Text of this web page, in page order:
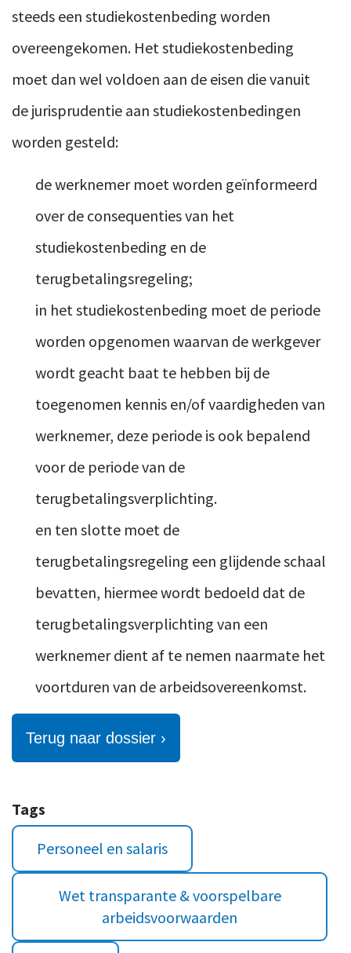
steeds een studiekostenbeding worden
overeengekomen. Het studiekostenbeding
moet dan wel voldoen aan de eisen die vanuit
de jurisprudentie aan studiekostenbedingen
worden gesteld:
de werknemer moet worden geïnformeerd
over de consequenties van het
studiekostenbeding en de
terugbetalingsregeling;
in het studiekostenbeding moet de periode
worden opgenomen waarvan de werkgever
wordt geacht baat te hebben bij de
toegenomen kennis en/of vaardigheden van
werknemer, deze periode is ook bepalend
voor de periode van de
terugbetalingsverplichting.
en ten slotte moet de
terugbetalingsregeling een glijdende schaal
bevatten, hiermee wordt bedoeld dat de
terugbetalingsverplichting van een
werknemer dient af te nemen naarmate het
voortduren van de arbeidsovereenkomst.
Terug naar dossier ›
Tags
Personeel en salaris
Wet transparante & voorspelbare
arbeidsvoorwaarden